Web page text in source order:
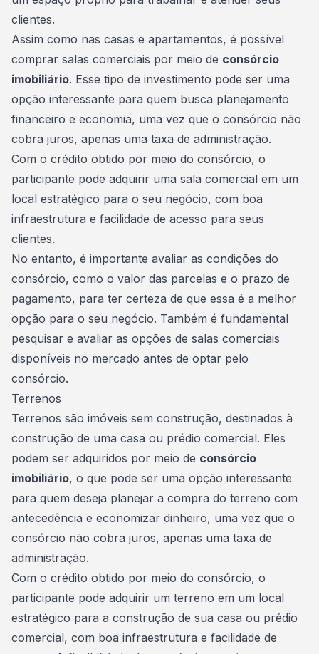
clientes.
Assim como nas casas e apartamentos, é possível
comprar salas comerciais por meio de consórcio
imobiliário. Esse tipo de investimento pode ser uma
opção interessante para quem busca planejamento
financeiro e economia, uma vez que o consórcio não
cobra juros, apenas uma taxa de administração.
Com o crédito obtido por meio do consórcio, o
participante pode adquirir uma sala comercial em um
local estratégico para o seu negócio, com boa
infraestrutura e facilidade de acesso para seus
clientes.
No entanto, é importante avaliar as condições do
consórcio, como o valor das parcelas e o prazo de
pagamento, para ter certeza de que essa é a melhor
opção para o seu negócio. Também é fundamental
pesquisar e avaliar as opções de salas comerciais
disponíveis no mercado antes de optar pelo
consórcio.
Terrenos
Terrenos são imóveis sem construção, destinados à
construção de uma casa ou prédio comercial. Eles
podem ser adquiridos por meio de consórcio
imobiliário, o que pode ser uma opção interessante
para quem deseja planejar a compra do terreno com
antecedência e economizar dinheiro, uma vez que o
consórcio não cobra juros, apenas uma taxa de
administração.
Com o crédito obtido por meio do consórcio, o
participante pode adquirir um terreno em um local
estratégico para a construção de sua casa ou prédio
comercial, com boa infraestrutura e facilidade de